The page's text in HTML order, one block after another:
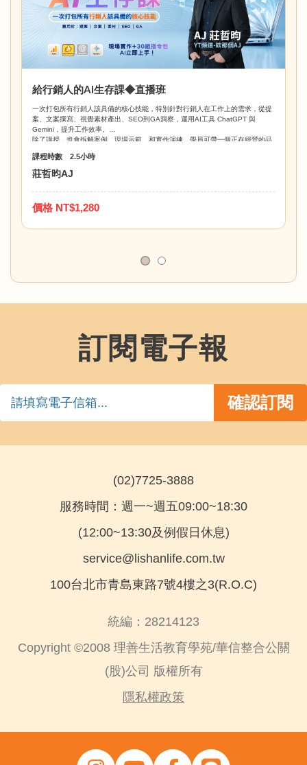
給行銷人的AI生存課◆直播班
一次打包所有行銷人該具備的核心技能，特別針對行銷人在工作上的需求，從提
案、文案撰寫、視覺素材產出、SEO到GA洞察，運用AI工具 ChatGPT 與
Gemini，提升工作效率。
除了講授，也會拆解案例、現場示範、和實作演練，學員可帶一個正在經營的品
課程時數 2.5小時
莊哲昀AJ
價格 NT$1,280
訂閱電子報
(02)7725-3888
服務時間：週一~週五09:00~18:30
(12:00~13:30及例假日休息)
service@lishanlife.com.tw
100台北市青島東路7號4樓之3(R.O.C)
統編：28214123
Copyright ©2008 理善生活教育學苑/華信整合公關
(股)公司 版權所有
隱私權政策